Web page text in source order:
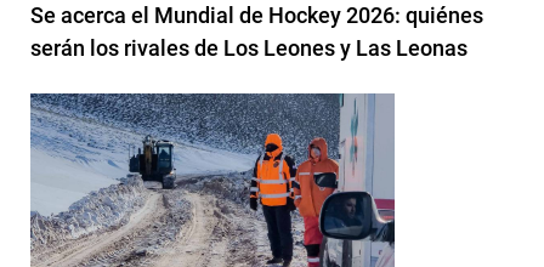
Se acerca el Mundial de Hockey 2026: quiénes
serán los rivales de Los Leones y Las Leonas